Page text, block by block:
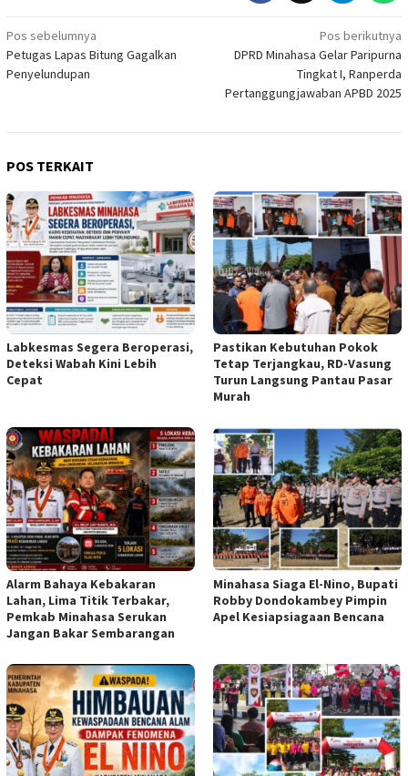
Navigasi
pos
Pos sebelumnya
Petugas Lapas Bitung Gagalkan
Penyelundupan
Pos berikutnya
DPRD Minahasa Gelar Paripurna
Tingkat I, Ranperda
Pertanggungjawaban APBD 2025
POS TERKAIT
Labkesmas Segera Beroperasi,
Deteksi Wabah Kini Lebih
Cepat
Pastikan Kebutuhan Pokok
Tetap Terjangkau, RD-Vasung
Turun Langsung Pantau Pasar
Murah
Alarm Bahaya Kebakaran
Lahan, Lima Titik Terbakar,
Pemkab Minahasa Serukan
Jangan Bakar Sembarangan
Minahasa Siaga El-Nino, Bupati
Robby Dondokambey Pimpin
Apel Kesiapsiagaan Bencana